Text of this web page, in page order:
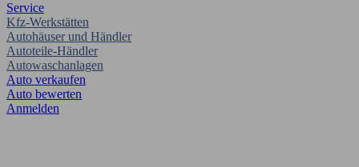
Service
Kfz-Werkstätten
Autohäuser und Händler
Autoteile-Händler
Autowaschanlagen
Auto verkaufen
Auto bewerten
Anmelden